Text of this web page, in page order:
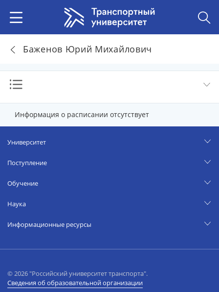
Баженов Юрий Михайлович
Информация о расписании отсутствует
Университет
Поступление
Обучение
Наука
Информационные ресурсы
© 2026 "Российский университет транспорта".
Сведения об образовательной организации